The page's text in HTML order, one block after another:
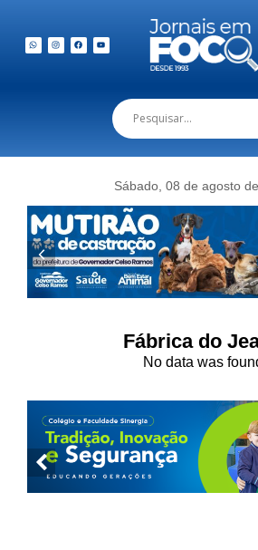
Sábado, 08 de agosto
Fábrica do
No data was